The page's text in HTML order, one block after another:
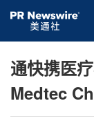
通快携医
Medtec